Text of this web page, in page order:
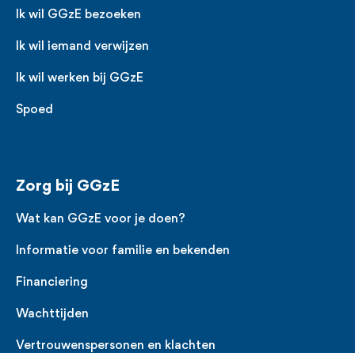
Ik wil GGzE bezoeken
Ik wil iemand verwijzen
Ik wil werken bij GGzE
Spoed
Zorg bij GGzE
Wat kan GGzE voor je doen?
Informatie voor familie en bekenden
Financiering
Wachttijden
Vertrouwenspersonen en klachten